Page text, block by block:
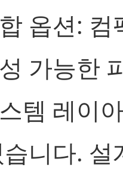
옵션: 컴
가능한
템 레이
니다. 설